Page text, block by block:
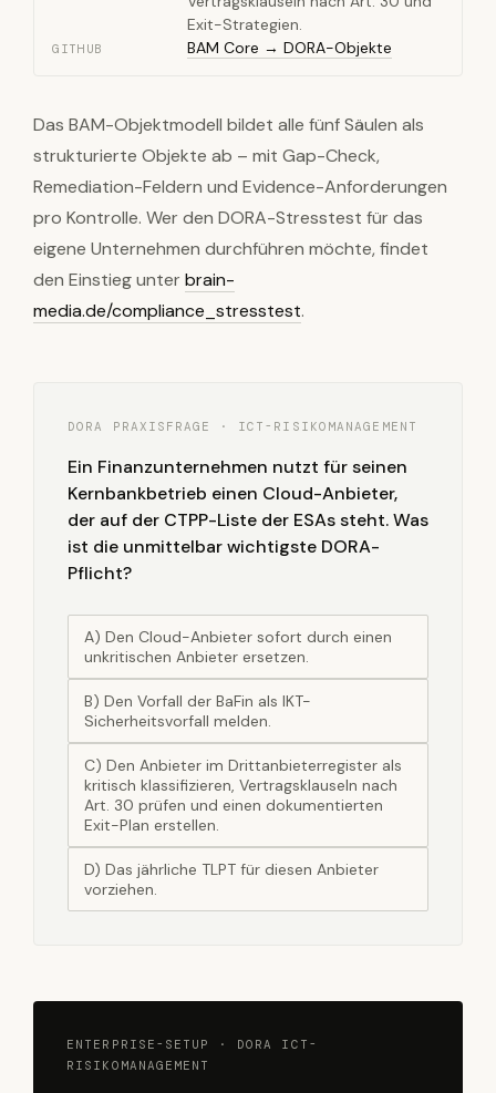
Exit-Strategien.
GITHUB BAM Core → DORA-Objekte
Das BAM-Objektmodell bildet alle fünf Säulen als
strukturierte Objekte ab – mit Gap-Check,
Remediation-Feldern und Evidence-Anforderungen
pro Kontrolle. Wer den DORA-Stresstest für das
eigene Unternehmen durchführen möchte, findet
den Einstieg unter brain-
media.de/compliance_stresstest.
DORA PRAXISFRAGE · ICT-RISIKOMANAGEMENT
Ein Finanzunternehmen nutzt für seinen
Kernbankbetrieb einen Cloud-Anbieter,
der auf der CTPP-Liste der ESAs steht. Was
ist die unmittelbar wichtigste DORA-
Pflicht?
A) Den Cloud-Anbieter sofort durch einen
unkritischen Anbieter ersetzen.
B) Den Vorfall der BaFin als IKT-
Sicherheitsvorfall melden.
C) Den Anbieter im Drittanbieterregister als
kritisch klassifizieren, Vertragsklauseln nach
Art. 30 prüfen und einen dokumentierten
Exit-Plan erstellen.
D) Das jährliche TLPT für diesen Anbieter
vorziehen.
ENTERPRISE-SETUP · DORA ICT-
RISIKOMANAGEMENT